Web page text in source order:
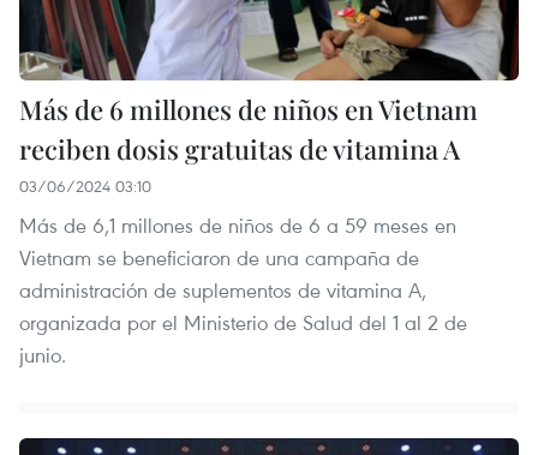
Más de 6 millones de niños en Vietnam
reciben dosis gratuitas de vitamina A
03/06/2024 03:10
Más de 6,1 millones de niños de 6 a 59 meses en
Vietnam se beneficiaron de una campaña de
administración de suplementos de vitamina A,
organizada por el Ministerio de Salud del 1 al 2 de
junio.